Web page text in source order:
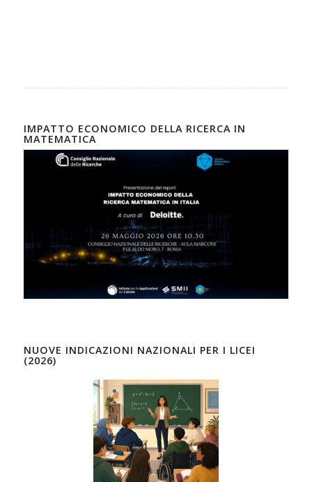
IMPATTO ECONOMICO DELLA RICERCA IN
MATEMATICA
NUOVE INDICAZIONI NAZIONALI PER I LICEI
(2026)